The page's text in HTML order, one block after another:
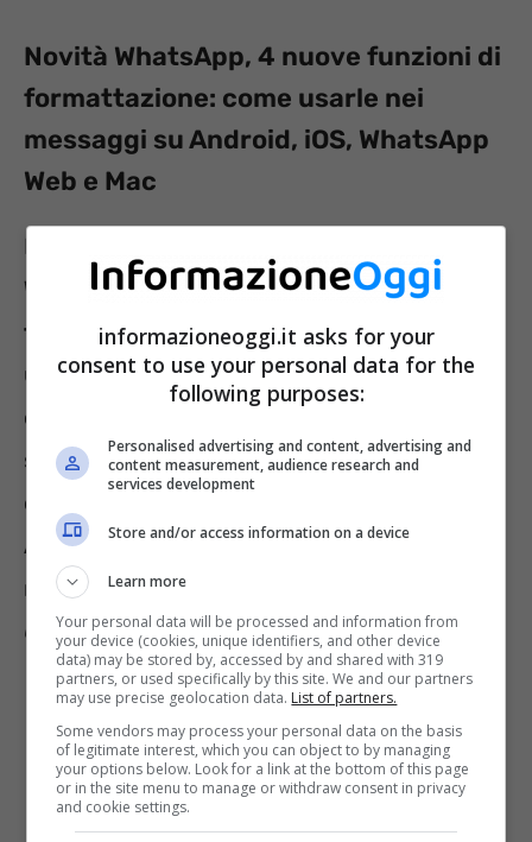
Novità WhatsApp, 4 nuove funzioni di
formattazione: come usarle nei
messaggi su Android, iOS, WhatsApp
Web e Mac
Destano dunque attenzione le
WhatsApp, in tal caso inerenti 4 nuove
funzioni di formattazione del testo,
utilizzabili nei messaggi. Nel dettaglio,
occorre specificare che tali nuove funzioni
sono, proprio come già avvenuto in passato
con quelle precedenti, già disponibili su
Android, iOS, WhatsApp Web e Mac, e vi è il
relativo supporto anche nei
Gruppi.
informazioneoggi.it asks for your
consent to use your personal data for the
following purposes:
Personalised advertising and content, advertising and
content measurement, audience research and
services development
Store and/or access information on a device
Learn more
Your personal data will be processed and information from
your device (cookies, unique identifiers, and other device
data) may be stored by, accessed by and shared with 319
partners, or used specifically by this site. We and our partners
may use precise geolocation data. List of partners.
Some vendors may process your personal data on the basis
of legitimate interest, which you can object to by managing
your options below. Look for a link at the bottom of this page
or in the site menu to manage or withdraw consent in privacy
and cookie settings.